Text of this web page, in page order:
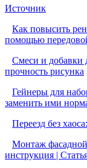
Источник
Как повысить
помощью
Смеси и добавки
прочность рисунка
Гейнеры для
заменить ими
Переезд без
Монтаж
инструкция |